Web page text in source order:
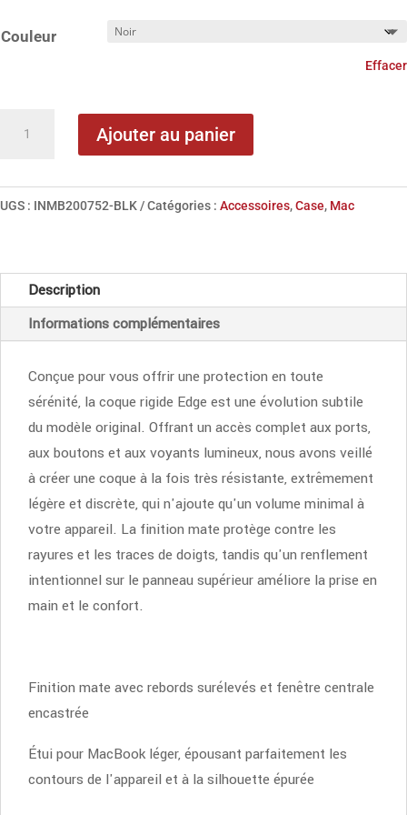
Couleur
Effacer
Edge
MacBook
Ajouter au panier
UGS : INMB200752-BLK Catégories : Accessoires,Case, Mac
Description
Informations complémentaires
Conçue pour vous offrir une protection en toute
sérénité, la coque rigide Edge est une évolution subtile
du modèle original. Offrant un accès complet aux ports,
aux boutons et aux voyants lumineux, nous avons veillé
à créer une coque à la fois très résistante, extrêmement
légère et discrète, qui n'ajoute qu'un volume minimal à
votre appareil. La finition mate protège contre les
rayures et les traces de doigts, tandis qu'un renflement
intentionnel sur le panneau supérieur améliore la prise en
main et le confort.
Finition mate avec rebords surélevés et fenêtre centrale
encastrée
Étui pour MacBook léger, épousant parfaitement les
contours de l'appareil et à la silhouette épurée